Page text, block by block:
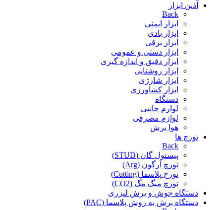
آذین ابزار
Back
ابزار ایمنی
ابزار بادی
ابزار برقی
ابزار دستی و عمومی
ابزار دقیق و اندازه گیری
ابزار روشنایی
ابزار شارژی
ابزار کشاورزی
دستگاه
لوازم جانبی
لوازم مصرفی
هوا برش
تورچ ها
Back
پیستول گان (STUD)
تورچ آرگون (Arg)
تورچ پلاسما (Cutting)
تورچ میگ مگ (CO2)
دستگاه جوش و برش لیزری
دستگاه برش به روش پلاسما (PAC)